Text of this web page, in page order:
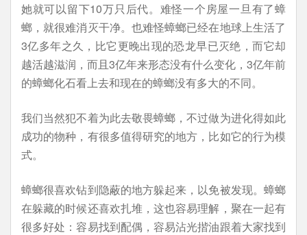
她就可以留下10万只后代。难怪一个房屋一旦有了蟑
螂，就很难消灭干净。也难怪蟑螂已经在地球上生活了
3亿多年之久，比它更晚出现的恐龙早已灭绝，而它却
越活越滋润，而且3亿年来形态没有什么变化，3亿年前
的蟑螂化石看上去和现在的蟑螂没有多大的不同。
我们当然犯不着为此去敬畏蟑螂，不过做为进化得如此
成功的物种，有很多值得研究的地方，比如它的行为模
式。
蟑螂很喜欢钻到隐蔽的地方躲起来，以免被发现。蟑螂
在躲藏的时候还喜欢扎堆，这也容易理解，聚在一起有
很多好处：容易找到配偶，容易沾光揩油跟着大家找到